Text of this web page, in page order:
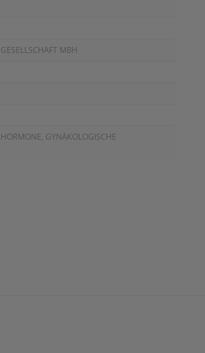
MBH
GYNÄKOLOGISCHE